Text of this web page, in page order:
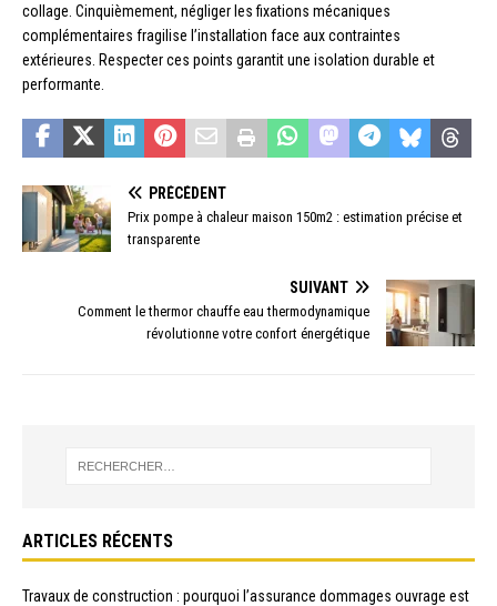
collage. Cinquièmement, négliger les fixations mécaniques
complémentaires fragilise l’installation face aux contraintes
extérieures. Respecter ces points garantit une isolation durable et
performante.
PRÉCÉDENT
Prix pompe à chaleur maison 150m2 : estimation précise et
transparente
SUIVANT
Comment le thermor chauffe eau thermodynamique
révolutionne votre confort énergétique
ARTICLES RÉCENTS
Travaux de construction : pourquoi l’assurance dommages ouvrage est